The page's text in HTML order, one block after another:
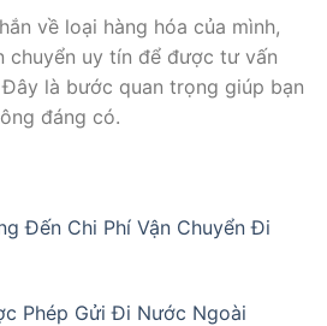
về loại hàng hóa của mình,
chuyển uy tín để được tư vấn
là bước quan trọng giúp bạn
đáng có.
Đến Chi Phí Vận Chuyển Đi
Phép Gửi Đi Nước Ngoài